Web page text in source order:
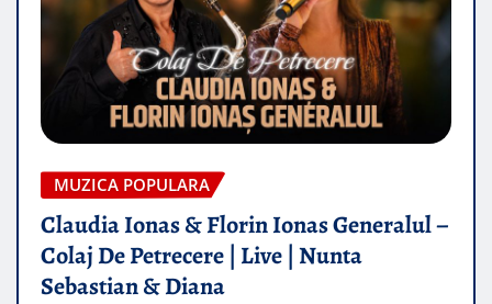
MUZICA POPULARA
Claudia Ionas & Florin Ionas Generalul –
Colaj De Petrecere | Live | Nunta
Sebastian & Diana